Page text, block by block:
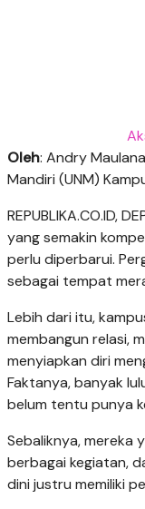
Oleh: Andry
Mandiri (UNM)
REPUBLIKA.CO.ID,
yang semakin
perlu diperbarui.
sebagai tempat
Lebih dari itu,
membangun relasi,
menyiapkan diri
Faktanya, banyak
belum tentu punya
Sebaliknya, mereka
berbagai kegiatan,
dini justru memiliki